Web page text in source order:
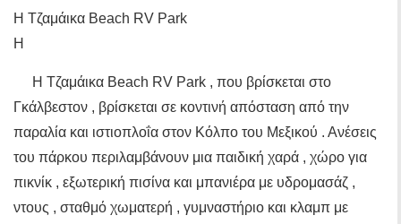
Η Τζαμάικα Beach RV Park
Η
Η Τζαμάικα Beach RV Park , που βρίσκεται στο
Γκάλβεστον , βρίσκεται σε κοντινή απόσταση από την
παραλία και ιστιοπλοΐα στον Κόλπο του Μεξικού . Ανέσεις
του πάρκου περιλαμβάνουν μια παιδική χαρά , χώρο για
πικνίκ , εξωτερική πισίνα και μπανιέρα με υδρομασάζ ,
ντους , σταθμό χωματερή , γυμναστήριο και κλαμπ με